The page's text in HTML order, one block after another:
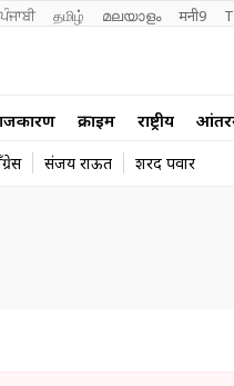
ਪੰਜਾਬੀ தமிழ் മലയാളം मनी9
क्राईम राष्ट्रीय
संजय राऊत शरद पवार